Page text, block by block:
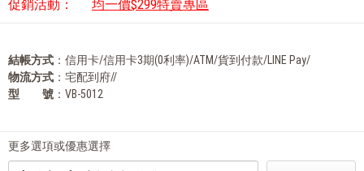
促銷活動： 均一價$299特賣專區
結帳方式 ：信用卡/信用卡3期(0利率)/ATM/貨到付款/LINE Pay/
物流方式 ：宅配到府//
型 號 ：VB-5012
更多選項或優惠選擇